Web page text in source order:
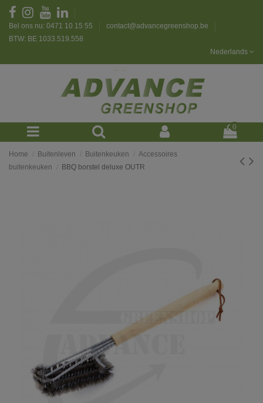
Bel ons nu: 0471 10 15 55
contact@advancegreenshop.be
BTW: BE 1033.519.558
Nederlands
0
Home Buitenleven Buitenkeuken
Accessoires
buitenkeuken
BBQ borstel deluxe OUTR